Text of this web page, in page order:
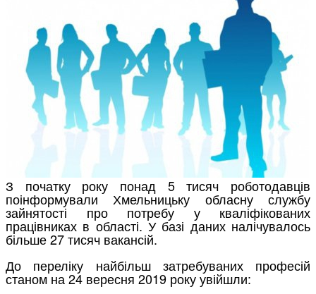
З початку року понад 5 тисяч роботодавців
поінформували Хмельницьку обласну службу
зайнятості про потребу у кваліфікованих
працівниках в області. У базі даних налічувалось
більше 27 тисяч вакансій.
До переліку найбільш затребуваних професій
станом на 24 вересня 2019 року увійшли: